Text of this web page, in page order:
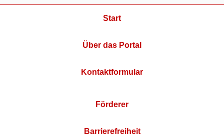
Start
Über das Portal
Kontaktformular
Förderer
Barrierefreiheit